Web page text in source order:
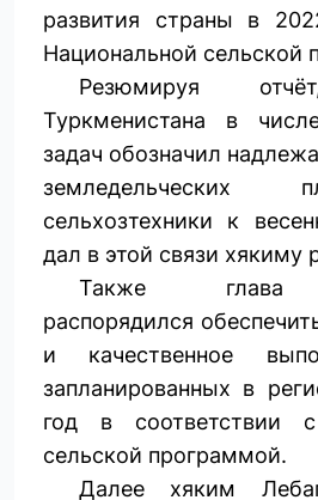
развития страны в
Национальной сельской
Резюмируя
Туркменистана в
задач обозначил
сельхозтехники к
дал в этой связи хякиму
Также глава
распорядился
и качественное
запланированных в
год в соответствии
сельской программой.
Далее хяким